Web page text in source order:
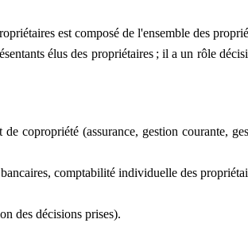
est composé de l'ensemble des
élus des propriétaires ; il a un rôle
copropriété (assurance, gestion courante,
comptabilité individuelle des
des décisions prises).